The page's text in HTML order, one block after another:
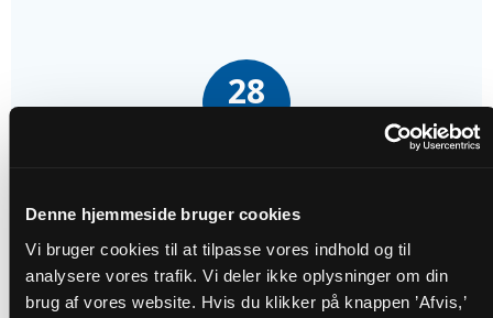
Denne hjemmeside bruger cookies
Vi bruger cookies til at tilpasse vores indhold og til
analysere vores trafik. Vi deler ikke oplysninger om din
brug af vores website. Hvis du klikker på knappen ’Afvis,’
28
Tidspunkt
kl. 10:30